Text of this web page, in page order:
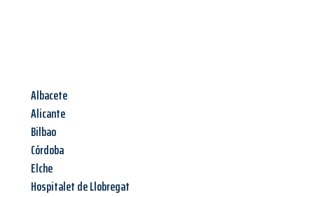
Albacete
Alicante
Bilbao
Córdoba
Elche
Hospitalet de Llobregat